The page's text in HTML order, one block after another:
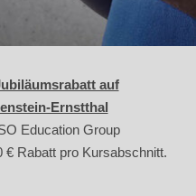
auf
Ernstthal
Education Group
€ Rabatt pro Kursabschnitt.